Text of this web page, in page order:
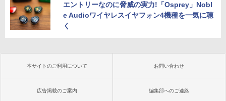
エントリーなのに脅威の実力!「Osprey」Nobl
e Audioワイヤレスイヤフォン4機種を一気に聴
く
本サイトのご利用について お問い合わせ
広告掲載のご案内 編集部へのご連絡